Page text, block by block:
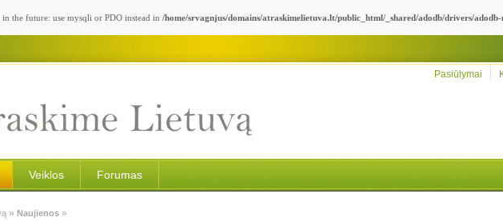
the future: use mysqli or PDO instead in /home/srvagnjus/domains/atraskimelietuva.lt/public_html/_shared/adodb/drivers/
Veiklos Forumas
Pasiūlymai
» Naujienos »